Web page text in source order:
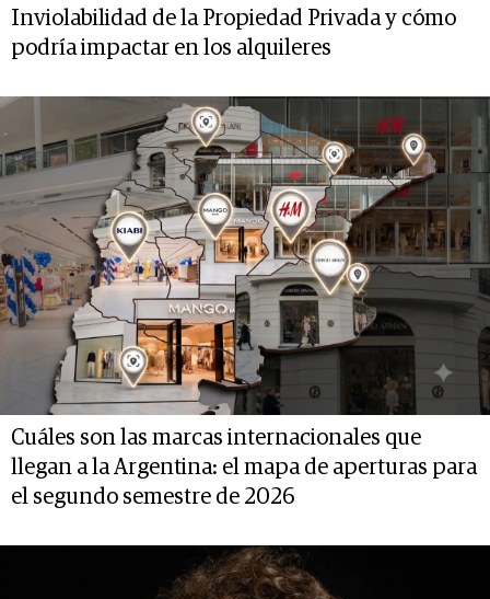
Inviolabilidad de la Propiedad Privada y cómo
podría impactar en los alquileres
Cuáles son las marcas internacionales que
llegan a la Argentina: el mapa de aperturas para
el segundo semestre de 2026